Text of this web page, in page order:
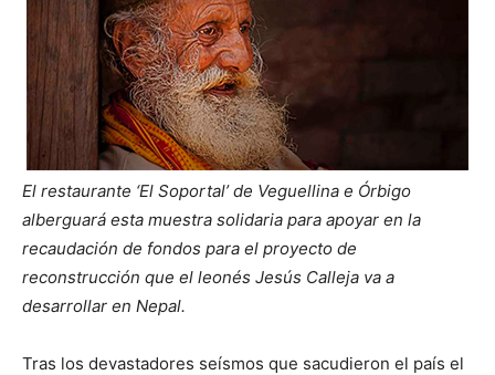
El restaurante ‘El Soportal’ de Veguellina e Órbigo
alberguará esta muestra solidaria para apoyar en la
recaudación de fondos para el proyecto de
reconstrucción que el leonés Jesús Calleja va a
desarrollar en Nepal.
Tras los devastadores seísmos que sacudieron el país el